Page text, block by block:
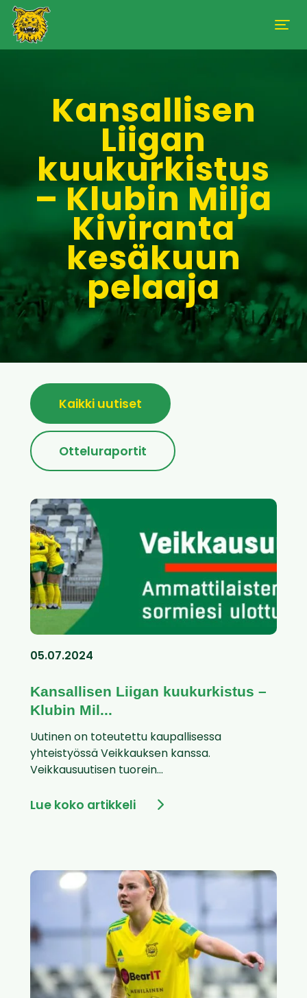
Kansallisen
Liigan
kuukurkistus
– Klubin Milja
Kiviranta
kesäkuun
pelaaja
Kaikki uutiset
Otteluraportit
05.07.2024
Kansallisen Liigan kuukurkistus –
Klubin Mil...
Uutinen on toteutettu kaupallisessa
yhteistyössä Veikkauksen kanssa.
Veikkausuutisen tuorein...
Lue koko artikkeli